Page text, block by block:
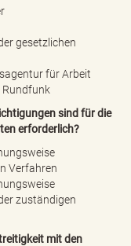
gesetzlichen
für Arbeit
Rundfunk
sind für die
erforderlich?
Verfahren
zuständigen
mit den